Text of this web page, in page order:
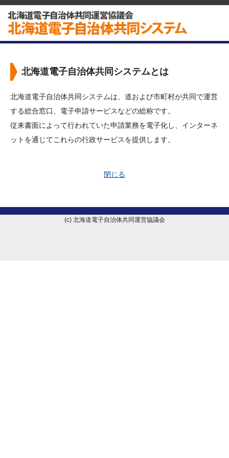
北海道電子自治体共同システムとは
北海道電子自治体共同システムは、道および市町村が共同で運営
する総合窓口、電子申請サービスなどの総称です。
従来書面によって行われていた申請業務を電子化し、インターネ
ットを通じてこれらの行政サービスを提供します。
閉じる
(c) 北海道電子自治体共同運営協議会